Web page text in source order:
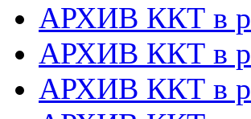
АРХИВ ККТ в
АРХИВ ККТ в
АРХИВ ККТ в